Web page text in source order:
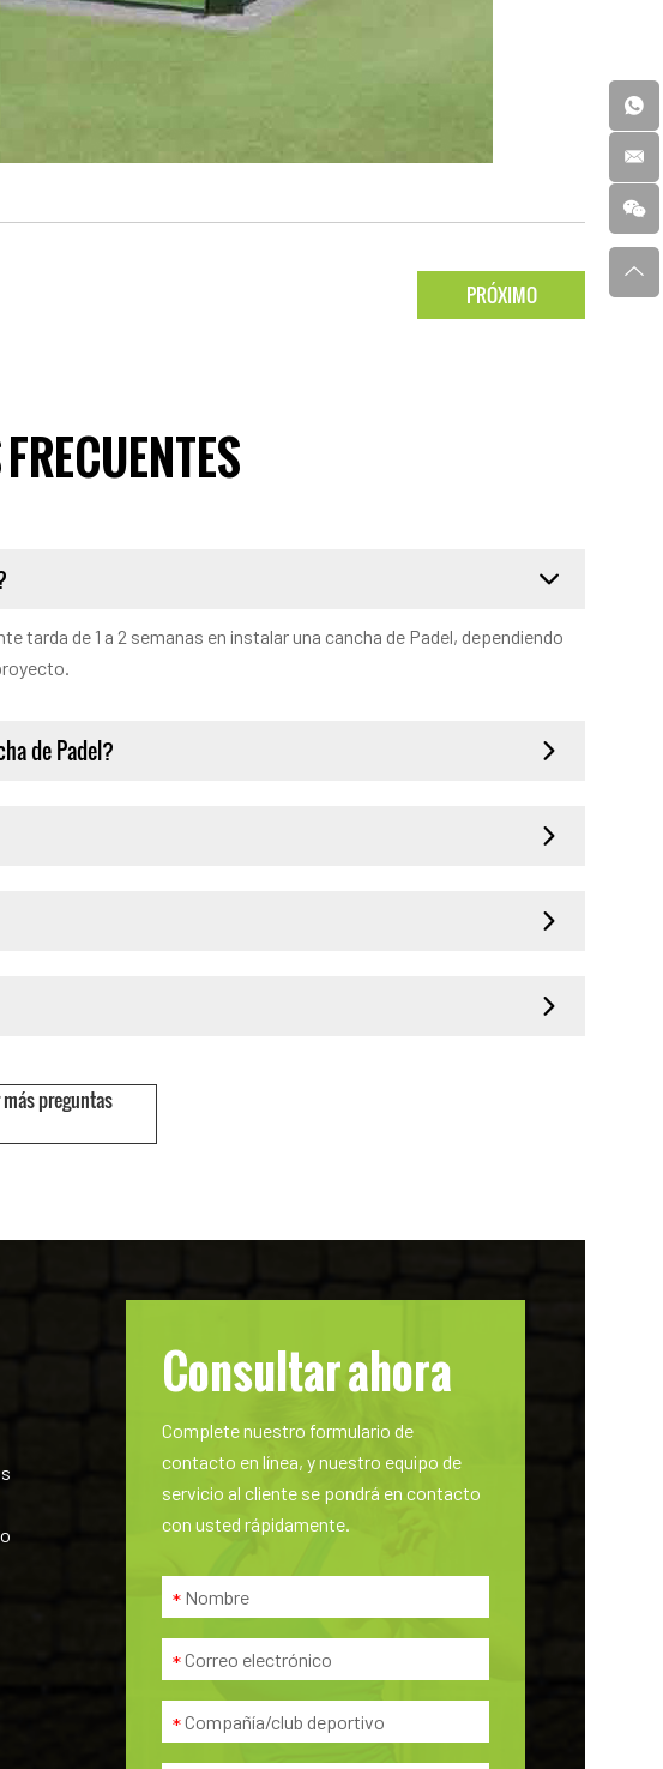
PRÓXIMO
tarda de 1 a 2 semanas en instalar una cancha de Padel, dependiendo
de Padel?
preguntas
Consultar ahora
Complete nuestro formulario de
contacto en línea, y nuestro equipo de
servicio al cliente se pondrá en contacto
con usted rápidamente.